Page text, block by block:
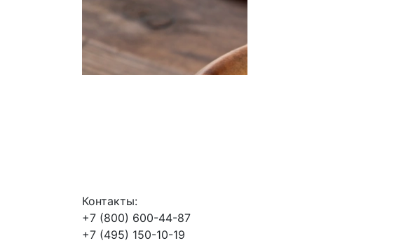
Контакты:
+7 (800) 600-44-87
+7 (495) 150-10-19